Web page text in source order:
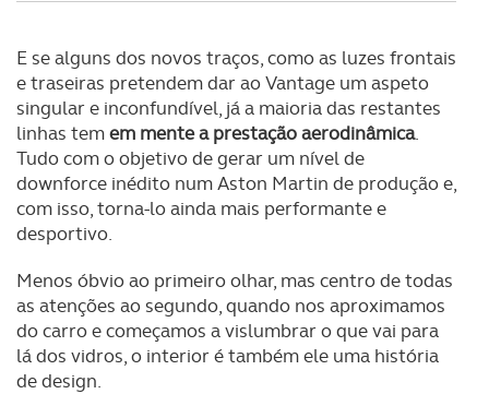
E se alguns dos novos traços, como as luzes frontais
e traseiras pretendem dar ao Vantage um aspeto
singular e inconfundível, já a maioria das restantes
linhas temem mente a prestação aerodinâmica.
Tudo com o objetivo de gerar um nível de
downforce inédito num Aston Martin de produção e,
com isso, torna-lo ainda mais performante e
desportivo.
Menos óbvio ao primeiro olhar, mas centro de todas
as atenções ao segundo, quando nos aproximamos
do carro e começamos a vislumbrar o que vai para
lá dos vidros, o interior é também ele uma história
de design.